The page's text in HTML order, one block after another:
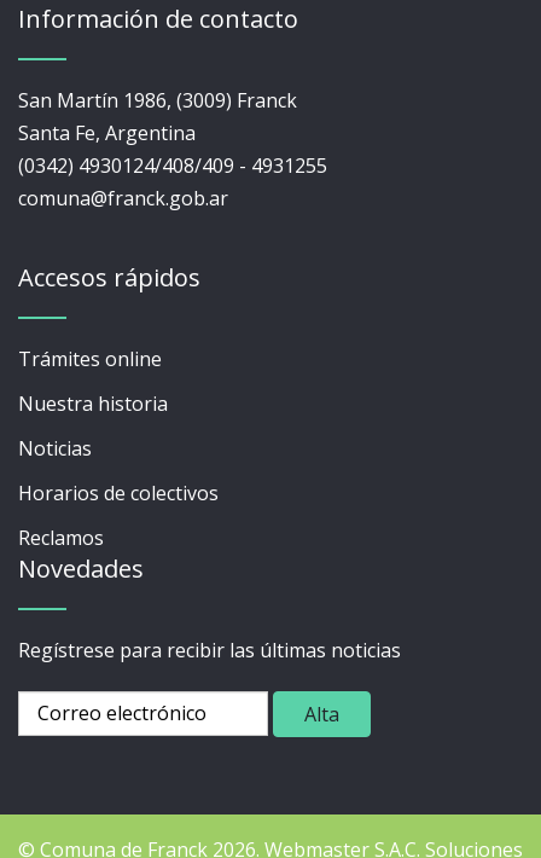
Información de contacto
San Martín 1986, (3009) Franck
Santa Fe, Argentina
(0342) 4930124/408/409 - 4931255
comuna@franck.gob.ar
Accesos rápidos
Trámites online
Nuestra historia
Noticias
Horarios de colectivos
Reclamos
Novedades
Regístrese para recibir las últimas noticias
© Comuna de Franck 2026. WebmasterS.A.C. Soluciones